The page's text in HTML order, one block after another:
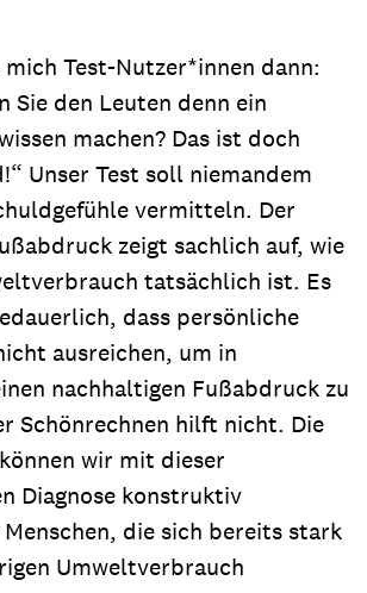
Test-Nutzer*innen dann:
Sie den Leuten denn ein
machen? Das ist doch
Unser Test soll niemandem
vermitteln. Der
zeigt sachlich auf, wie
tatsächlich ist. Es
dass persönliche
ausreichen, um in
nachhaltigen Fußabdruck zu
Schönrechnen hilft nicht. Die
wir mit dieser
Diagnose konstruktiv
Menschen, die sich bereits stark
Umweltverbrauch